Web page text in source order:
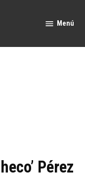
Menú
Pérez